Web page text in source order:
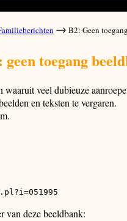
→ B2: Geen
toegang
veel dubieuze
en teksten te vergaren.
van deze beeldbank: